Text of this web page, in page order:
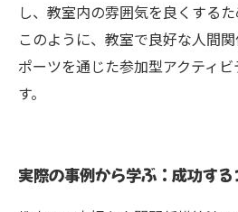
し、教室内の雰囲気を良くするた
このように、教室で良好な人間
ポーツを通じた参加型アクティ
す。
実際の事例から学ぶ：成功す